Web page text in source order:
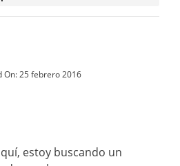
On:25 febrero 2016
estoy buscando un